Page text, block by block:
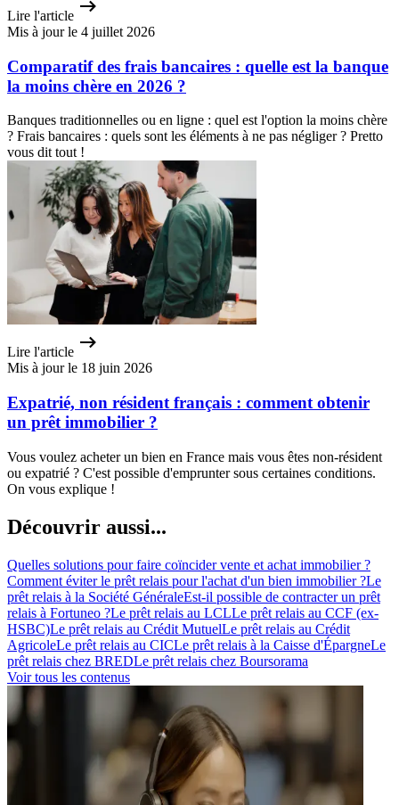
Lire l'article
Mis à jour le 4 juillet 2026
Comparatif des frais bancaires : quelle est la banque
la moins chère en 2026 ?
Banques traditionnelles ou en ligne : quel est l'option la moins chère
? Frais bancaires : quels sont les éléments à ne pas négliger ? Pretto
vous dit tout !
Lire l'article
Mis à jour le 18 juin 2026
Expatrié, non résident français : comment obtenir
un prêt immobilier ?
Vous voulez acheter un bien en France mais vous êtes non-résident
ou expatrié ? C'est possible d'emprunter sous certaines conditions.
On vous explique !
Découvrir aussi...
Quelles solutions pour faire coïncider vente et achat immobilier ?
Comment éviter le prêt relais pour l'achat d'un bien immobilier ?Le
prêt relais à la Société GénéraleEst-il possible de contracter un prêt
relais à Fortuneo ?Le prêt relais au LCLLe prêt relais au CCF (ex-
HSBC)Le prêt relais au Crédit MutuelLe prêt relais au Crédit
AgricoleLe prêt relais au CICLe prêt relais à la Caisse d'ÉpargneLe
prêt relais chez BREDLe prêt relais chez Boursorama
Voir tous les contenus